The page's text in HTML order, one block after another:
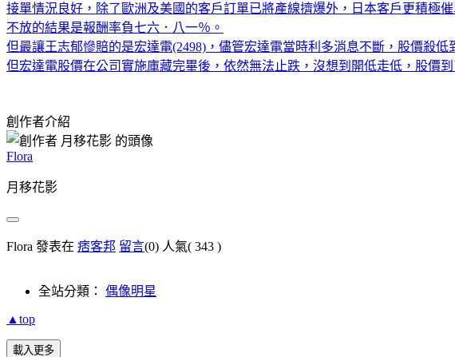
接單情況良好，除了歐洲及美國的客戶訂單已將產線擠爆外，日本客戶更積極
不放的結果是報酬率負七六．八一％。
但最讓王志郁慘賠的是宏達電(2498)，儘管宏達電當時利多消息不斷，股價殺
但宏達電股價在公司實施庫藏完畢後，依然無法止跌，沒想到開低走低，股價
創作者介紹
Flora
月移花影
Flora 發表在 痞客邦 留言(0) 人氣( 343 )
全站分類： 偶像明星
▲top
載入更多